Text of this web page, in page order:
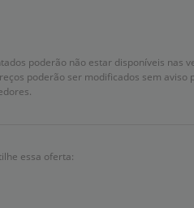
poderão não estar disponíveis nas
poderão ser modificados sem aviso
essa oferta: